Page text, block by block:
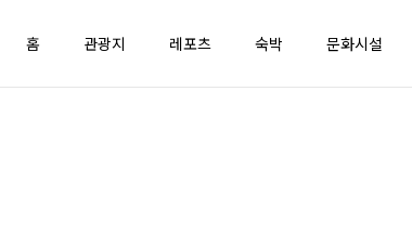
홈 관광지 레포츠 숙박 문화시설